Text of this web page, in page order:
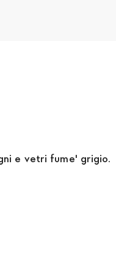
e vetri fume' grigio.